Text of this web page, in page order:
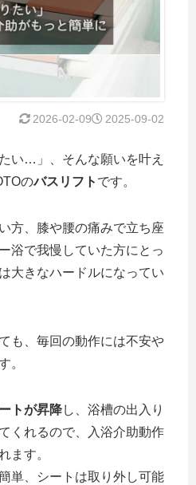
2025-09-02
2026-02-09
い…」、そんな願いを叶え
のバスリフト です。
方、膝や腰の痛みで立ち座
浴で我慢していた方にとっ
大きなハードルになってい
も、毎回の動作には不安や
。
トが昇降し、浴槽の出入り
くれるので、入浴介助動作
ます。
単、シートは取り外し可能